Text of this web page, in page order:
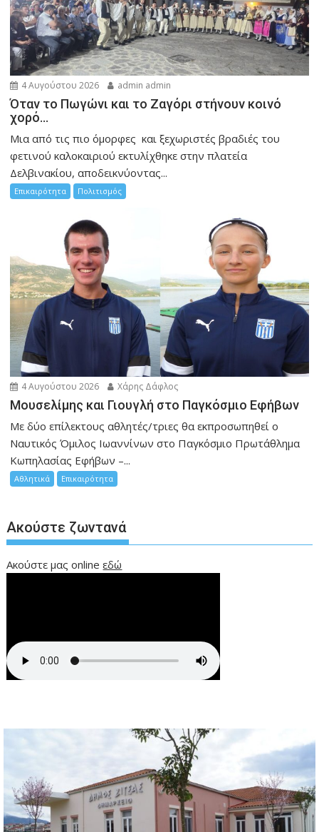
4 Αυγούστου 2026 admin admin
Όταν το Πωγώνι και το Ζαγόρι στήνουν κοινό
χορό…
Μια από τις πιο όμορφες και ξεχωριστές βραδιές του
φετινού καλοκαιριού εκτυλίχθηκε στην πλατεία
Δελβινακίου, αποδεικνύοντας...
Επικαιρότητα Πολιτισμός
4 Αυγούστου 2026 Χάρης Δάφλος
Μουσελίμης και Γιουγλή στο Παγκόσμιο Εφήβων
Mε δύο επίλεκτους αθλητές/τριες θα εκπροσωπηθεί ο
Ναυτικός Όμιλος Ιωαννίνων στο Παγκόσμιο Πρωτάθλημα
Κωπηλασίας Εφήβων –...
Αθλητικά Επικαιρότητα
Ακούστε ζωντανά
Ακούστε μας onlineεδώ